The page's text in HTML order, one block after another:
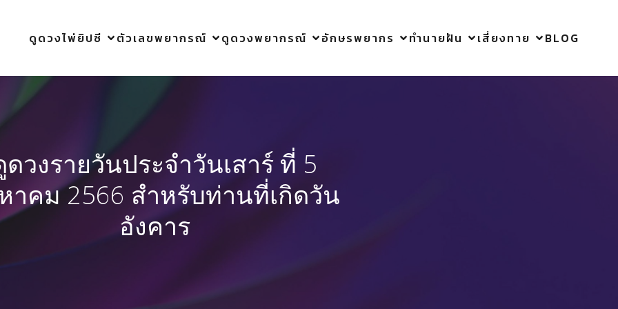
ดูดวงไพ่ยิปซี ตัวเลขพยากรณ์ ดูดวงพยากรณ์ อักษรพยากร ทำนายฝัน เสี่ยงทาย BLOG
วงรายวันประจำวันเสาร์ ที่ 5
าคม 2566 สำหรับท่านที่เกิดวัน
อังคาร